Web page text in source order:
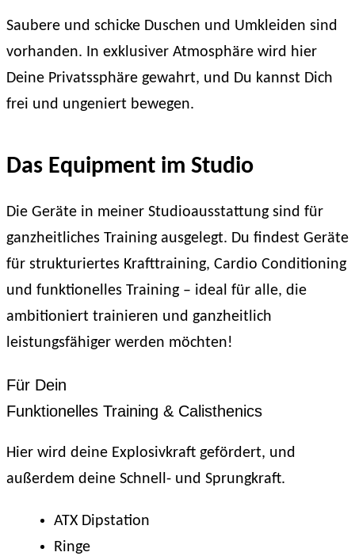
Saubere und schicke Duschen und Umkleiden sind
vorhanden. In exklusiver Atmosphäre wird hier
Deine Privatssphäre gewahrt, und Du kannst Dich
frei und ungeniert bewegen.
Das Equipment im Studio
Die Geräte in meiner Studioausstattung sind für
ganzheitliches Training ausgelegt. Du findest Geräte
für strukturiertes Krafttraining, Cardio Conditioning
und funktionelles Training – ideal für alle, die
ambitioniert trainieren und ganzheitlich
leistungsfähiger werden möchten!
Für Dein
Funktionelles Training & Calisthenics
Hier wird deine Explosivkraft gefördert, und
außerdem deine Schnell- und Sprungkraft.
ATX Dipstation
Ringe